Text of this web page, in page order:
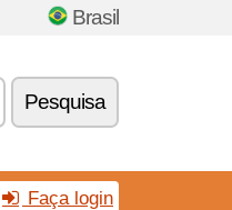
Brasil
Pesquisa
Faça login